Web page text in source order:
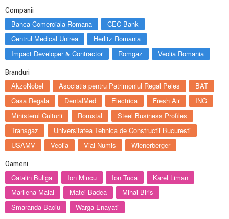
Companii
Banca Comerciala Romana
CEC Bank
Centrul Medical Unirea
Herlitz Romania
Impact Developer & Contractor
Romgaz Veolia Romania
Branduri
AkzoNobel Asociatia pentru Patrimoniul Regal Peles
BAT
Casa Regala
DentalMed Electrica Fresh Air
ING
Ministerul Culturii
Romstal
Steel Business Profiles
Transgaz
Universitatea Tehnica de Constructii Bucuresti
USAMV
Veolia Vial Numis Wienerberger
Oameni
Catalin Buliga Ion Mincu Ion Tuca
Karel Liman
Marilena Malai
Matei Badea
Mihai Biris
Smaranda Baciu
Warga Enayati